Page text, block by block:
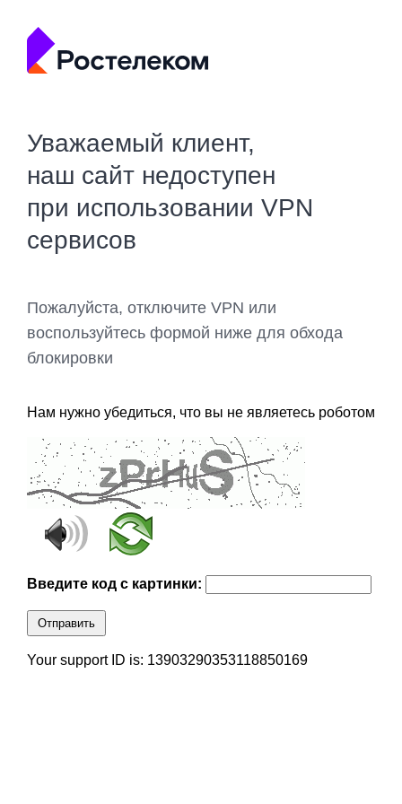
Уважаемый клиент,
наш сайт недоступен
при использовании VPN
сервисов
Пожалуйста, отключите VPN или
воспользуйтесь формой ниже для обхода
блокировки
Нам нужно убедиться, что вы не являетесь роботом
Введите код с картинки:
Отправить
Your support ID is: 13903290353118850169